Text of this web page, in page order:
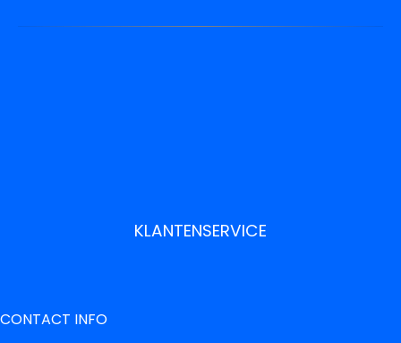
KLANTENSERVICE
CONTACT INFO